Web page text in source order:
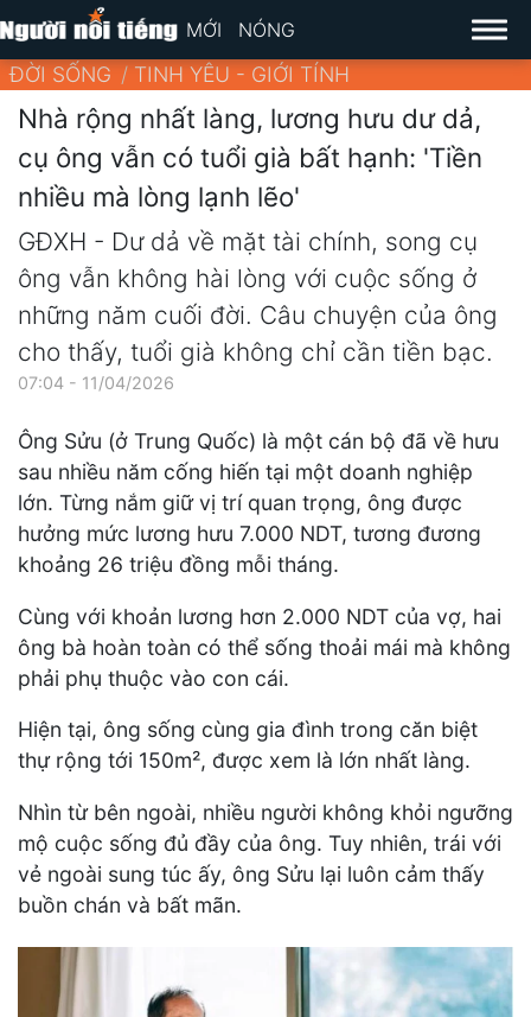
MỚI NÓNG
ĐỜI SỐNG TINH YÊU - GIỚI TÍNH
Nhà rộng nhất làng, lương hưu dư dả,
cụ ông vẫn có tuổi già bất hạnh: 'Tiền
nhiều mà lòng lạnh lẽo'
GĐXH - Dư dả về mặt tài chính, song cụ
ông vẫn không hài lòng với cuộc sống ở
những năm cuối đời. Câu chuyện của ông
cho thấy, tuổi già không chỉ cần tiền bạc.
07:04 - 11/04/2026
Ông Sửu (ở Trung Quốc) là một cán bộ đã về hưu
sau nhiều năm cống hiến tại một doanh nghiệp
lớn. Từng nắm giữ vị trí quan trọng, ông được
hưởng mức lương hưu 7.000 NDT, tương đương
khoảng 26 triệu đồng mỗi tháng.
Cùng với khoản lương hơn 2.000 NDT của vợ, hai
ông bà hoàn toàn có thể sống thoải mái mà không
phải phụ thuộc vào con cái.
Hiện tại, ông sống cùng gia đình trong căn biệt
thự rộng tới 150m², được xem là lớn nhất làng.
Nhìn từ bên ngoài, nhiều người không khỏi ngưỡng
mộ cuộc sống đủ đầy của ông. Tuy nhiên, trái với
vẻ ngoài sung túc ấy, ông Sửu lại luôn cảm thấy
buồn chán và bất mãn.